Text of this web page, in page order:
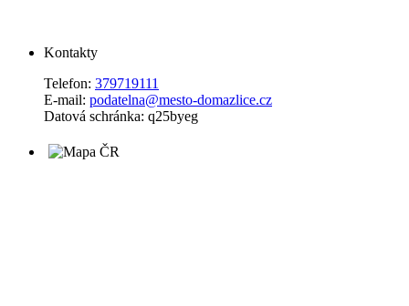
Kontakty
Telefon: 379719111
E-mail: podatelna@mesto-domazlice.cz
Datová schránka: q25byeg